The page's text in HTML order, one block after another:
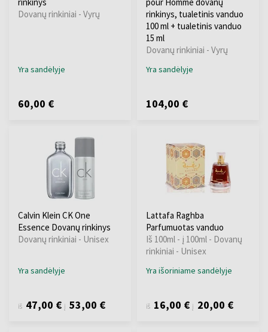
Dovanų rinkiniai - Vyrų
Yra sandėlyje
60,00 €
rinkinys, tualetinis vanduo
100 ml + tualetinis vanduo
15 ml
Dovanų rinkiniai - Vyrų
Yra sandėlyje
104,00 €
Calvin Klein CK One
Essence Dovanų rinkinys
Dovanų rinkiniai - Unisex
Yra sandėlyje
iš 47,00 € į 53,00 €
Lattafa Raghba
Parfumuotas vanduo
Iš 100ml - į 100ml - Dovanų
rinkiniai - Unisex
Yra išoriniame sandėlyje
iš 16,00 € į 20,00 €